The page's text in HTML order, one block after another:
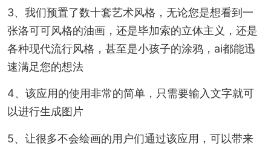
3、我们预置了数十套艺术风格，无论您是想看到一
张洛可可风格的油画，还是毕加索的立体主义，还是
各种现代流行风格，甚至是小孩子的涂鸦，ai都能迅
速满足您的想法
4、该应用的使用非常的简单，只需要输入文字就可
以进行生成图片
5、让很多不会绘画的用户们通过该应用，可以带来